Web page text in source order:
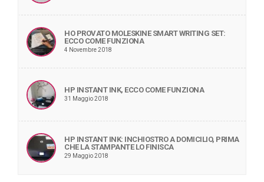
HO PROVATO MOLESKINE SMART WRITING SET:
ECCO COME FUNZIONA
4 Novembre 2018
HP INSTANT INK, ECCO COME FUNZIONA
31 Maggio 2018
HP INSTANT INK: INCHIOSTRO A DOMICILIO, PRIMA
CHE LA STAMPANTE LO FINISCA
29 Maggio 2018